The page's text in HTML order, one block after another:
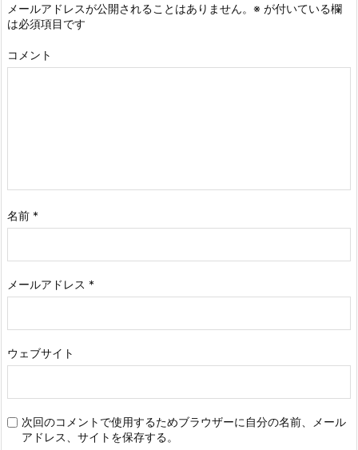
メールアドレスが公開されることはありません。 ※ が付いている欄
は必須項目です
コメント
名前 *
メールアドレス *
ウェブサイト
次回のコメントで使用するためブラウザーに自分の名前、メール
アドレス、サイトを保存する。